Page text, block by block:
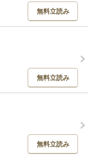
無料立読み
無料立読み
無料立読み